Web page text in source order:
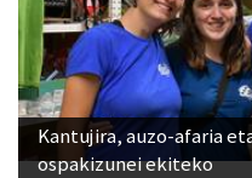
Kantujira, auzo-afaria
ospakizunei ekiteko